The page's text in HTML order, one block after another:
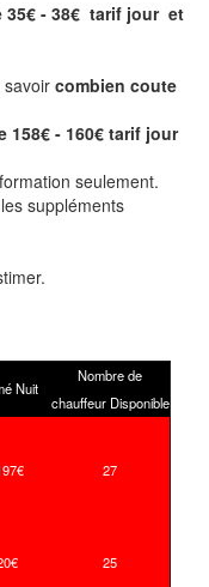
35€ - 38€ tarif jour et
savoir combien coute
158€ - 160€ tarif jour
seulement.
suppléments
Nuit
Nombre de
chauffeur Disponible
27
25